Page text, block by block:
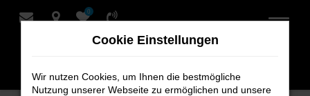
Zum
0
Cookie Einstellungen
Wir nutzen Cookies, um Ihnen die bestmögliche
Nutzung unserer Webseite zu ermöglichen und unsere